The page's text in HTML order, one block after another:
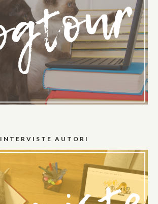
INTERVISTE AUTORI